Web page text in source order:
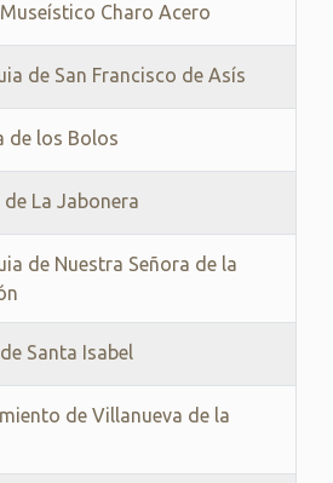
Charo Acero
de San Francisco de Asís
de los Bolos
de La Jabonera
de Nuestra Señora de la
Santa Isabel
de Villanueva de la